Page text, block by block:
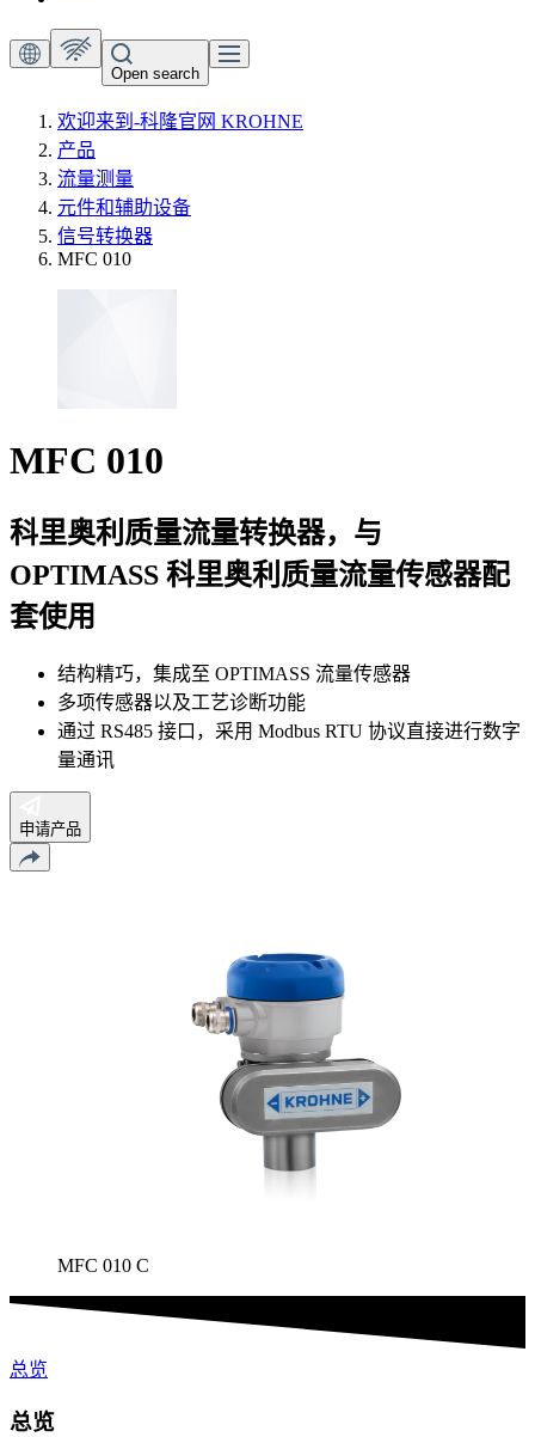
Open search
欢迎来到-科隆官网 KROHNE
产品
流量测量
元件和辅助设备
信号转换器
MFC 010
MFC 010
科里奥利质量流量转换器，与
OPTIMASS 科里奥利质量流量传感器配
套使用
结构精巧，集成至 OPTIMASS 流量传感器
多项传感器以及工艺诊断功能
通过 RS485 接口，采用 Modbus RTU 协议直接进行数字
量通讯
申请产品
MFC 010 C
总览
总览